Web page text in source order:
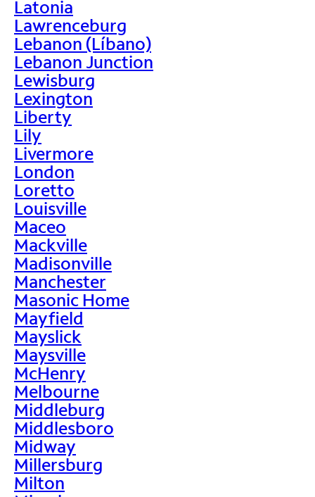
Latonia
Lawrenceburg
Lebanon (Líbano)
Lebanon Junction
Lewisburg
Lexington
Liberty
Lily
Livermore
London
Loretto
Louisville
Maceo
Mackville
Madisonville
Manchester
Masonic Home
Mayfield
Mayslick
Maysville
McHenry
Melbourne
Middleburg
Middlesboro
Midway
Millersburg
Milton